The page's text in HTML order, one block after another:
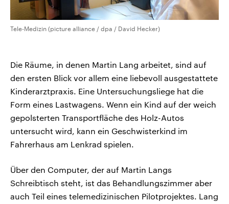
Tele-Medizin (picture alliance / dpa / David Hecker)
Die Räume, in denen Martin Lang arbeitet, sind auf
den ersten Blick vor allem eine liebevoll ausgestattete
Kinderarztpraxis. Eine Untersuchungsliege hat die
Form eines Lastwagens. Wenn ein Kind auf der weich
gepolsterten Transportfläche des Holz-Autos
untersucht wird, kann ein Geschwisterkind im
Fahrerhaus am Lenkrad spielen.
Über den Computer, der auf Martin Langs
Schreibtisch steht, ist das Behandlungszimmer aber
auch Teil eines telemedizinischen Pilotprojektes. Lang